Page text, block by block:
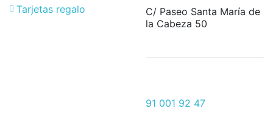
Tarjetas regalo
C/ Paseo Santa María de
la Cabeza 50
91 001 92 47